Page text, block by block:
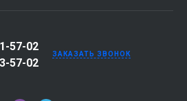
57-02
57-02
ЗАКАЗАТЬ ЗВОНОК